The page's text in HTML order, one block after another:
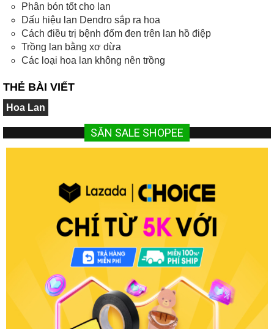
Phân bón tốt cho lan
Dấu hiệu lan Dendro sắp ra hoa
Cách điều trị bệnh đốm đen trên lan hồ điệp
Trồng lan bằng xơ dừa
Các loại hoa lan không nên trồng
THẺ BÀI VIẾT
Hoa Lan
SĂN SALE SHOPEE